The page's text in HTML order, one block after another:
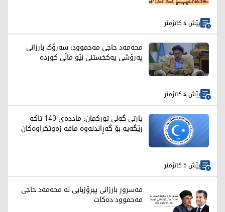
پێش 4 کاتژمێر
محەمەد حاجی مەحموود: سەرۆک بارزانی
پەرۆشی یەکخستنی نێو ماڵی کوردە
پێش 4 کاتژمێر
پارتی گەلی تورکمان: ماددەی 140 تاکە
رێگەیە بۆ گەڕاندنەوە مافە زەوتکراوەکان
پێش 5 کاتژمێر
مەسرور بارزانی پیرۆزبایی لە محەمەد حاجی
مەحموود دەکات